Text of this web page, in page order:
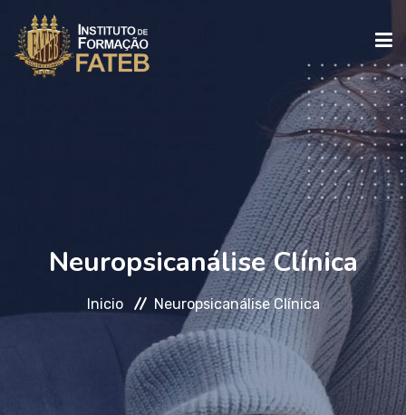
FALE CONOSCO
Neuropsicanálise Clínica
Inicio Neuropsicanálise Clínica